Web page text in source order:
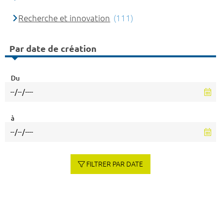
Recherche et innovation (111)
Par date de création
Du
à
FILTRER PAR DATE